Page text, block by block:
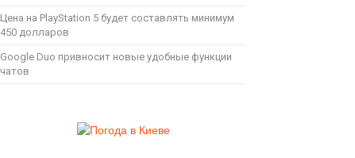
Цена на PlayStation 5 будет составлять минимум
450 долларов
Google Duo привносит новые удобные функции
чатов